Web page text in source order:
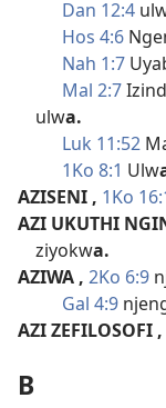
Dan 12:4
Hos 4:6
Nah 1:7
Mal 2:7
ulwa.
Luk 11:52
1Ko 8:1 Ulw
AZISENI , 1Ko
AZI UKUTHI
ziyokwa.
AZIWA , 2Ko 6:9
Gal 4:9
AZI ZEFILOSOFI ,
B